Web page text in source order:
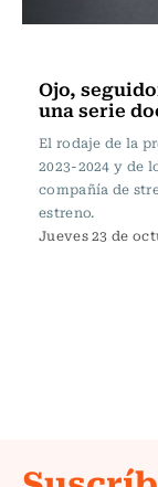
Ojo,
una serie
El rodaje de la
2023-2024 y de
compañía de
estreno.
Jueves 23 de